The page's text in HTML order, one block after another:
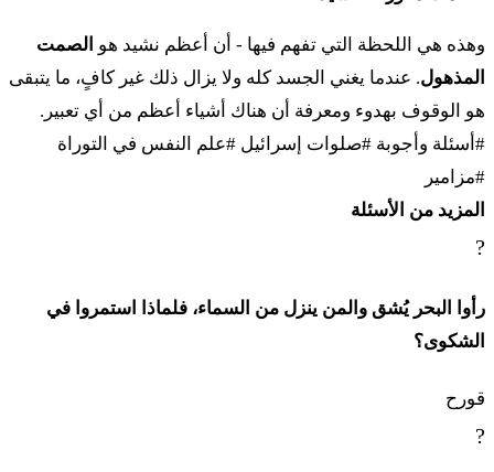
وهذه هي اللحظة التي تفهم فيها - أن أعظم نشيد هو الصمت
المذهول. عندما يغني الجسد كله ولا يزال ذلك غير كافٍ، ما يتبقى
هو الوقوف بهدوء ومعرفة أن هناك أشياء أعظم من أي تعبير.
#أسئلة وأجوبة #صلوات إسرائيل #علم النفس في التوراة
#مزامير
المزيد من الأسئلة
?
رأوا البحر يُشق والمن ينزل من السماء، فلماذا استمروا في
الشكوى؟
قورح
?